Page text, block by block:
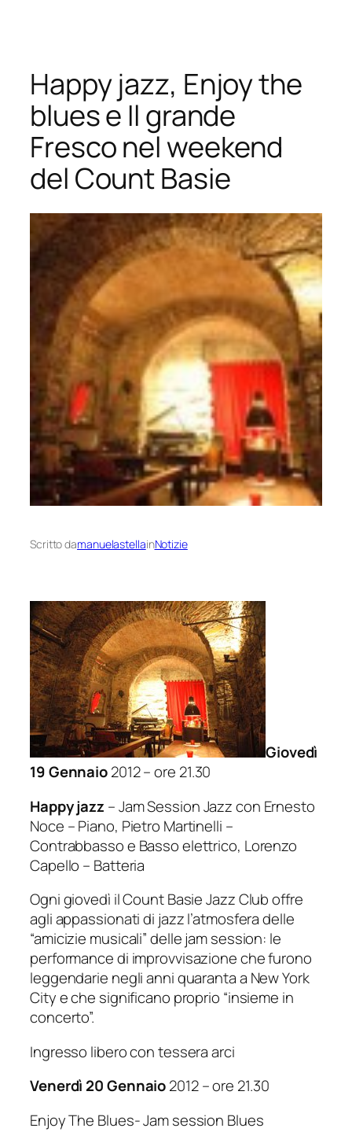
contenuto
Happy jazz, Enjoy the
blues e Il grande
Fresco nel weekend
del Count Basie
Scritto damanuelastellainNotizie
Giovedì
19 Gennaio2012 – ore 21.30
Happy jazz – Jam Session Jazz con Ernesto
Noce – Piano, Pietro Martinelli –
Contrabbasso e Basso elettrico, Lorenzo
Capello – Batteria
Ogni giovedì il Count Basie Jazz Club offre
agli appassionati di jazz l’atmosfera delle
“amicizie musicali” delle jam session: le
performance di improvvisazione che furono
leggendarie negli anni quaranta a New York
City e che significano proprio “insieme in
concerto”.
Ingresso libero con tessera arci
Venerdì 20 Gennaio2012 – ore 21.30
Enjoy The Blues- Jam session Blues